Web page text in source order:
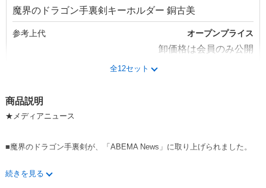
魔界のドラゴン手裏剣キーホルダー 銅古美
参考上代 オープンプライス
卸価格は会員のみ公開
SD品番：662732S9
全12セット
商品説明
★メディアニュース
■魔界のドラゴン手裏剣が、「ABEMA News」に取り上げられました。
◇ ◇ ◇ ◇ ◇
続きを見る